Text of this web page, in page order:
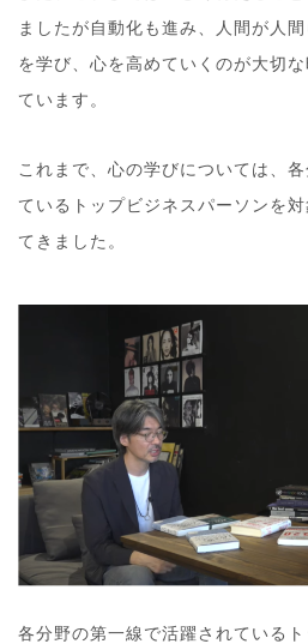
ましたが自動化も進み、人間が人
を学び、心を高めていくのが大切
ています。
これまで、心の学びについては、
ているトップビジネスパーソンを
てきました。
各分野の第一線で活躍されている